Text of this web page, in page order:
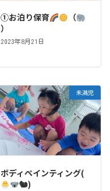
①お泊り保育
（
）
2023年8月21日
未満児
ボディペインティング(
🐿)